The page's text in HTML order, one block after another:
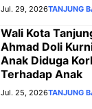
Jul. 29, 2026TANJUNG
Wali Kota
Ahmad Doli
Anak Diduga
Terhadap Anak
Jul. 25, 2026TANJUNG